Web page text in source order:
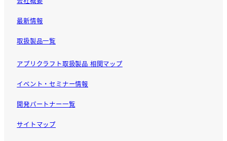
最新情報
取扱製品一覧
アプリクラフト取扱製品 相関マップ
イベント・セミナー情報
開発パートナー一覧
サイトマップ